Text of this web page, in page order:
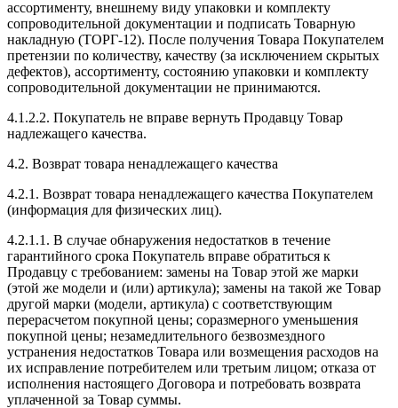
ассортименту, внешнему виду упаковки и комплекту
сопроводительной документации и подписать Товарную
накладную (ТОРГ-12). После получения Товара Покупателем
претензии по количеству, качеству (за исключением скрытых
дефектов), ассортименту, состоянию упаковки и комплекту
сопроводительной документации не принимаются.
4.1.2.2. Покупатель не вправе вернуть Продавцу Товар
надлежащего качества.
4.2. Возврат товара ненадлежащего качества
4.2.1. Возврат товара ненадлежащего качества Покупателем
(информация для физических лиц).
4.2.1.1. В случае обнаружения недостатков в течение
гарантийного срока Покупатель вправе обратиться к
Продавцу с требованием: замены на Товар этой же марки
(этой же модели и (или) артикула); замены на такой же Товар
другой марки (модели, артикула) с соответствующим
перерасчетом покупной цены; соразмерного уменьшения
покупной цены; незамедлительного безвозмездного
устранения недостатков Товара или возмещения расходов на
их исправление потребителем или третьим лицом; отказа от
исполнения настоящего Договора и потребовать возврата
уплаченной за Товар суммы.